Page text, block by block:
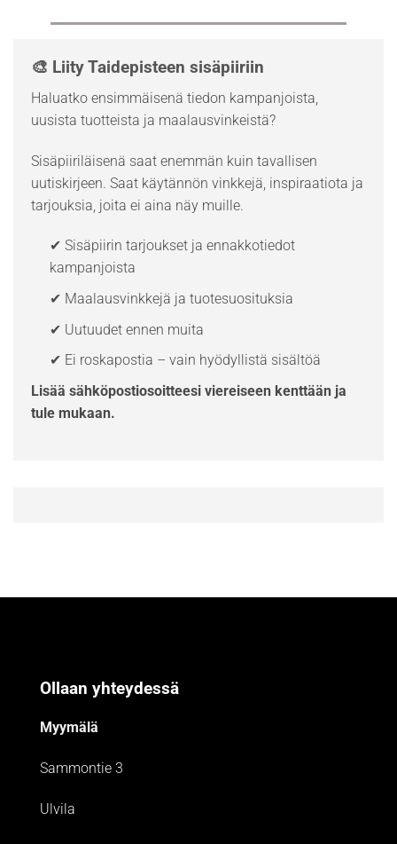
🎨 Liity Taidepisteen sisäpiiriin
Haluatko ensimmäisenä tiedon kampanjoista,
uusista tuotteista ja maalausvinkeistä?
Sisäpiiriläisenä saat enemmän kuin tavallisen
uutiskirjeen. Saat käytännön vinkkejä, inspiraatiota ja
tarjouksia, joita ei aina näy muille.
✔ Sisäpiirin tarjoukset ja ennakkotiedot
kampanjoista
✔ Maalausvinkkejä ja tuotesuosituksia
✔ Uutuudet ennen muita
✔ Ei roskapostia – vain hyödyllistä sisältöä
Lisää sähköpostiosoitteesi viereiseen kenttään ja
tule mukaan.
Ollaan yhteydessä
Myymälä
Sammontie 3
Ulvila